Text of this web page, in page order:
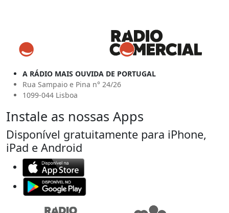
A RÁDIO MAIS OUVIDA DE PORTUGAL
Rua Sampaio e Pina n° 24/26
1099-044 Lisboa
Instale as nossas Apps
Disponível gratuitamente para iPhone,
iPad e Android